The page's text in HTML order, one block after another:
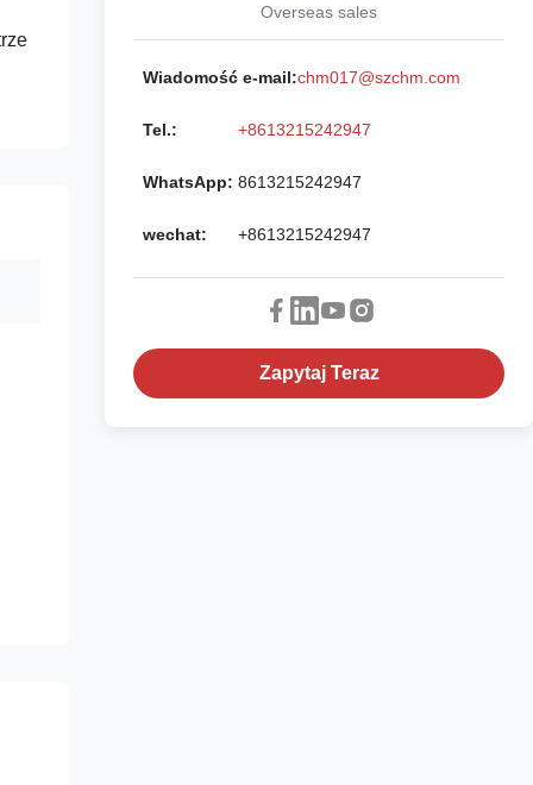
Overseas sales
Wiadomość e-mail:chm017@szchm.com
Tel.: +8613215242947
WhatsApp: 8613215242947
wechat: +8613215242947
Zapytaj Teraz